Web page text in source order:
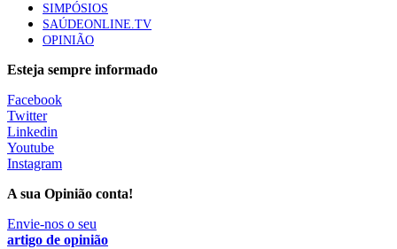
SIMPÓSIOS
SAÚDEONLINE.TV
OPINIÃO
Esteja sempre informado
Facebook
Twitter
Linkedin
Youtube
Instagram
A sua Opinião conta!
Envie-nos o seu
artigo de opinião